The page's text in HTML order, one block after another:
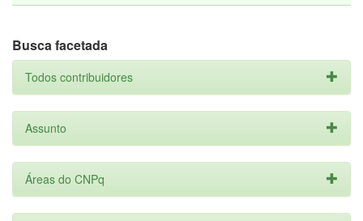
Busca facetada
Todos contribuidores
Assunto
Áreas do CNPq